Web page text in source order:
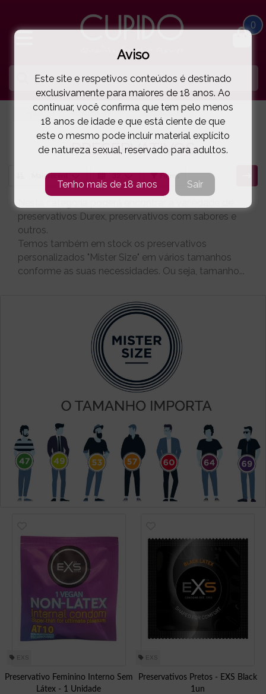
0
PRESERVATIVOS
PRESERVATIVOS
Filtros
preservativos Durex, preservativos com sabores e
outros.
Temos também em stock os preservativos
personalizados "Mister Size" em vários tamanhos
conforme as suas necessidades. Ou seja, tamanho...
EXS
Preservativo Feminino Interno Sem
Látex - 1 Unidade
EXS
Preservativos Pretos - EXS Black
1un
Aviso
Este site e respetivos conteúdos é destinado
exclusivamente para maiores de 18 anos. Ao
continuar, você confirma que tem pelo menos
18 anos de idade e que está ciente de que
este o mesmo pode incluir material explícito
de natureza sexual, reservado para adultos.
Tenho mais de 18 anos Sair